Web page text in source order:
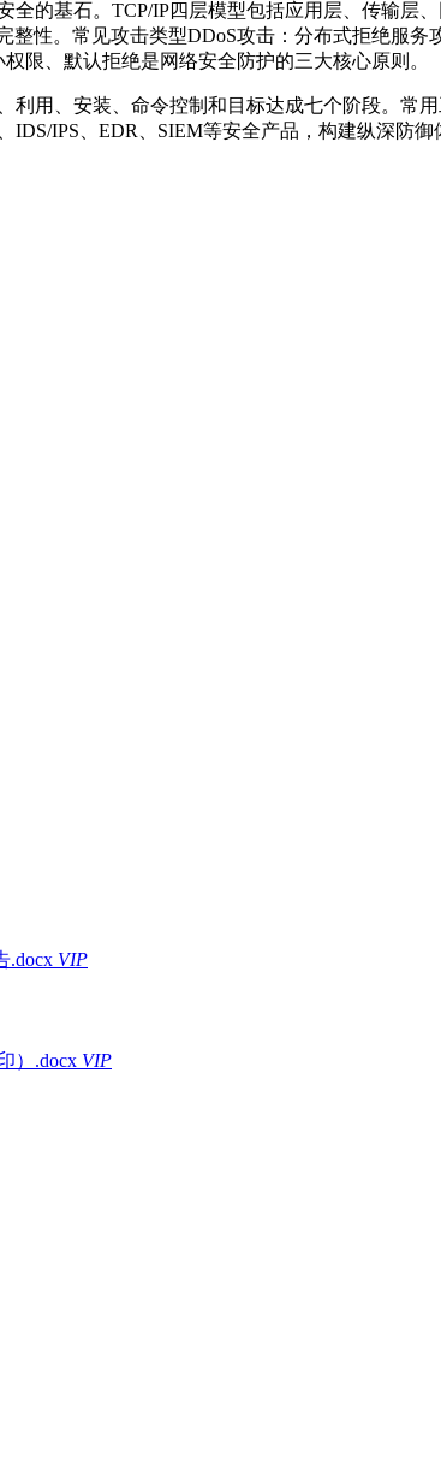
的基石。TCP/IP四层模型包括应用层、传输层
性。常见攻击类型DDoS攻击：分布式拒绝服
限、默认拒绝是网络安全防护的三大核心原则。
用、安装、命令控制和目标达成七个阶段。常
IPS、EDR、SIEM等安全产品，构建纵深防
.docx VIP
）.docx VIP